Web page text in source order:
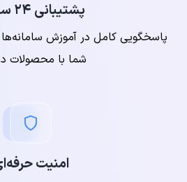
پشتیبانی ۲۴ ساعته
پاسخگویی کامل در آموزش
شما با محصولات
امنیت